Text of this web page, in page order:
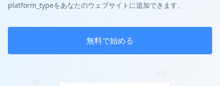
platform_typeをあなたのウェブサイトに追加できます。
無料で始める